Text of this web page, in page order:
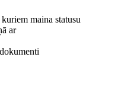
maina statusu
ar